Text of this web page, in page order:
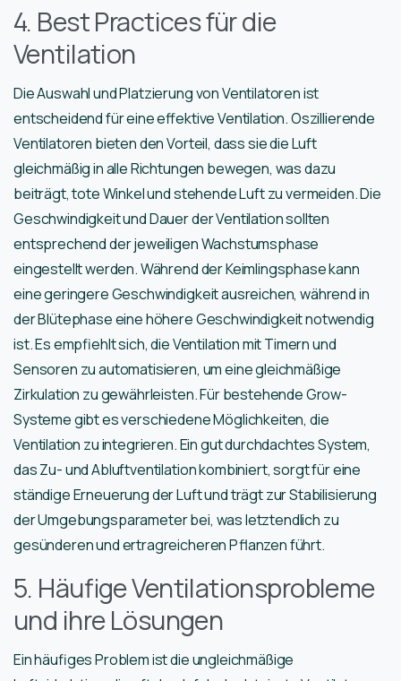
4. Best Practices für die
Ventilation
Die Auswahl und Platzierung von Ventilatoren ist
entscheidend für eine effektive Ventilation. Oszillierende
Ventilatoren bieten den Vorteil, dass sie die Luft
gleichmäßig in alle Richtungen bewegen, was dazu
beiträgt, tote Winkel und stehende Luft zu vermeiden. Die
Geschwindigkeit und Dauer der Ventilation sollten
entsprechend der jeweiligen Wachstumsphase
eingestellt werden. Während der Keimlingsphase kann
eine geringere Geschwindigkeit ausreichen, während in
der Blütephase eine höhere Geschwindigkeit notwendig
ist. Es empfiehlt sich, die Ventilation mit Timern und
Sensoren zu automatisieren, um eine gleichmäßige
Zirkulation zu gewährleisten. Für bestehende Grow-
Systeme gibt es verschiedene Möglichkeiten, die
Ventilation zu integrieren. Ein gut durchdachtes System,
das Zu- und Abluftventilation kombiniert, sorgt für eine
ständige Erneuerung der Luft und trägt zur Stabilisierung
der Umgebungsparameter bei, was letztendlich zu
gesünderen und ertragreicheren Pflanzen führt.
5. Häufige Ventilationsprobleme
und ihre Lösungen
Ein häufiges Problem ist die ungleichmäßige